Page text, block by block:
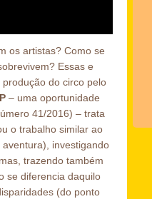
os artistas? Como se
Essas e
do circo pelo
– uma oportunidade
41/2016) – trata
o trabalho similar ao
investigando
trazendo também
se diferencia daquilo
(do ponto